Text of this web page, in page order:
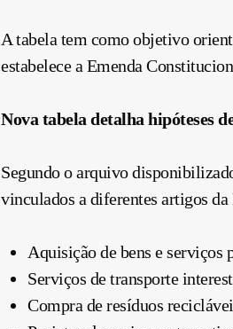
A tabela tem como objetivo
estabelece a Emenda
Nova tabela detalha hipóteses
Segundo o arquivo
vinculados a diferentes artigos
Aquisição de bens e serviços
Serviços de transporte
Compra de resíduos